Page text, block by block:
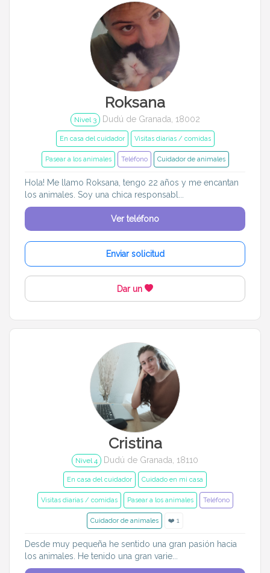
Roksana
Nivel 3 Dudú de Granada, 18002
En casa del cuidador Visitas diarias / comidas
Pasear a los animales Teléfono Cuidador de animales
Hola! Me llamo Roksana, tengo 22 años y me encantan
los animales. Soy una chica responsabl...
Ver teléfono
Enviar solicitud
Dar un
Cristina
Nivel 4 Dudú de Granada, 18110
En casa del cuidador Cuidado en mi casa
Visitas diarias / comidas Pasear a los animales Teléfono
Cuidador de animales ❤️ 1
Desde muy pequeña he sentido una gran pasión hacia
los animales. He tenido una gran varie...